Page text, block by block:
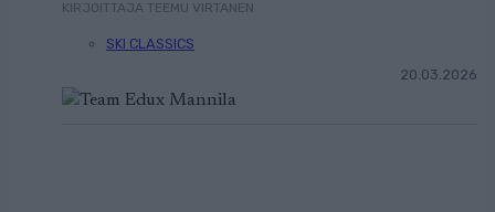
KIRJOITTAJA TEEMU VIRTANEN
SKI CLASSICS
20.03.2026